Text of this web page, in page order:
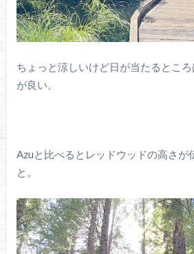
ちょっと涼しいけど日が当たるとこ
が良い。
Azuと比べるとレッドウッドの高さが
と。